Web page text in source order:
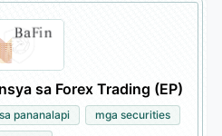
sa Forex Trading (EP)
pananalapi
mga securities